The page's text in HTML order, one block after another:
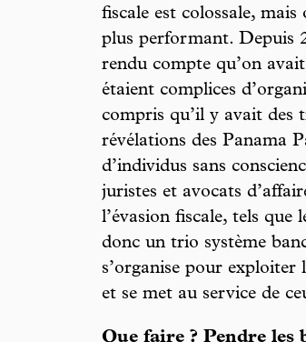
fiscale est colossale,
plus performant. Depuis
rendu compte qu’on
étaient complices
compris qu’il y avait des
révélations des Panama
d’individus sans
juristes et avocats
l’évasion fiscale, tels que
donc un trio système
s’organise pour exploiter
et se met au service de